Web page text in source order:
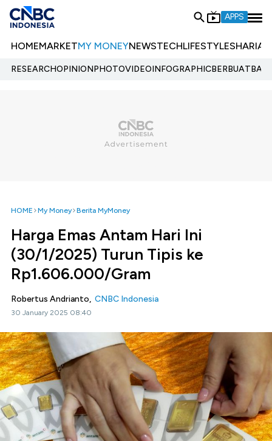
APPS
HOMEMARKETMY MONEYNEWSTECHLIFESTYLESHARIA
RESEARCHOPINIONPHOTOVIDEOINFOGRAPHIC
HOME My Money Berita MyMoney
Harga Emas Antam Hari Ini
(30/1/2025) Turun Tipis ke
Rp1.606.000/Gram
Robertus Andrianto, CNBC Indonesia
30 January 2025 08:40